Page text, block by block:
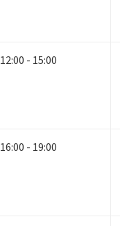
12:00 - 15:00
16:00 - 19:00